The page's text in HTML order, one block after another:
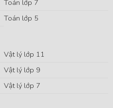
Toán lớp 7
Toán lớp 5
Vật lý lớp 11
Vật lý lớp 9
Vật lý lớp 7